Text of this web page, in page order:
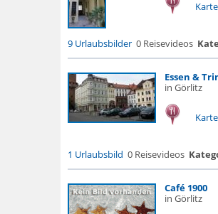
Karte
9 Urlaubsbilder 0 Reisevideos
Essen &
in Görlitz
Karte
1 Urlaubsbild 0 Reisevideos
Café 1900
in Görlitz